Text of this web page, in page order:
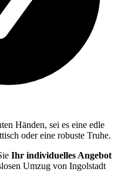
Händen, sei es eine edle
oder eine robuste Truhe.
Ihr individuelles Angebot
Umzug von Ingolstadt